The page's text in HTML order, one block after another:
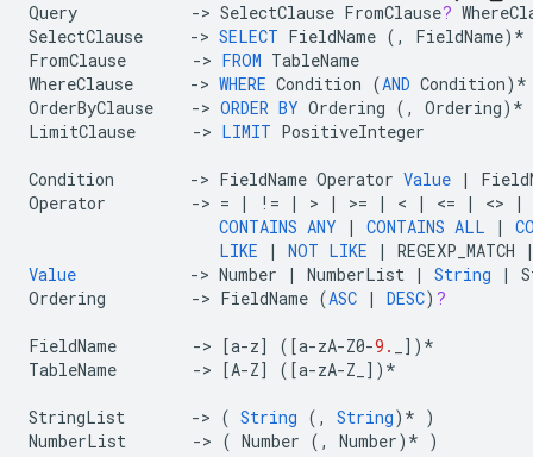
Query -> SelectClause FromClause?
SelectClause
-> SELECT FieldName (, FieldName) *
FromClause
-> FROM TableName
WhereClause
-> WHERE Condition (AND Condition) *
OrderByClause
-> ORDER BY Ordering (, Ordering) *
LimitClause
-> LIMIT PositiveInteger
Condition -> FieldName Operator Value |
Operator
-> = | != | > | >= | < | <= | <>
|
CONTAINS ANY | CONTAINS ALL |
LIKE
| NOT LIKE | REGEXP_MATCH
Value
-> Number | NumberList | String |
Ordering
-> FieldName (ASC | DESC) ?
FieldName -> [a-z] ( [a-zA-Z0-9. ] ) *
TableName
-> [A-Z] ( [a-zA-Z_ ] ) *
StringList -> ( String (, String) * )
NumberList
-> ( Number (, Number) * )